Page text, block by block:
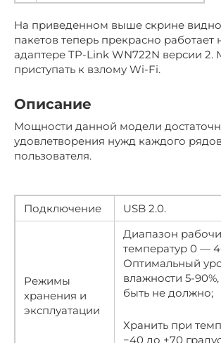
На приведенном выше скрине
пакетов теперь прекрасно работает
адаптере TP-Link WN722N версии
приступать к взлому Wi-Fi.
Описание
Мощности данной модели
удовлетворения нужд каждого
пользователя.
Подключение USB 2.0.
Режимы
хранения и
эксплуатации
Диапазон
температур 0 —
Оптимальный
влажности 5-
быть не должно;
Хранить при
−40 до +70